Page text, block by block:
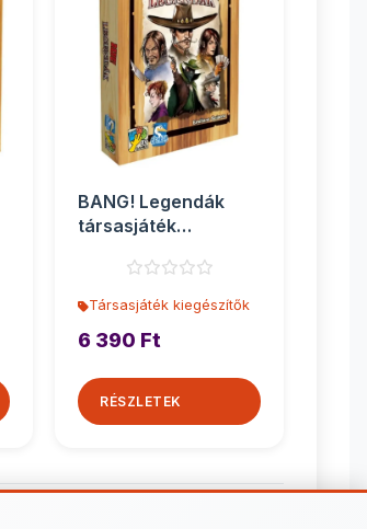
BANG! Legendák
társasjáték
Társasjáték kiegészítők
6 390 Ft
RÉSZLETEK